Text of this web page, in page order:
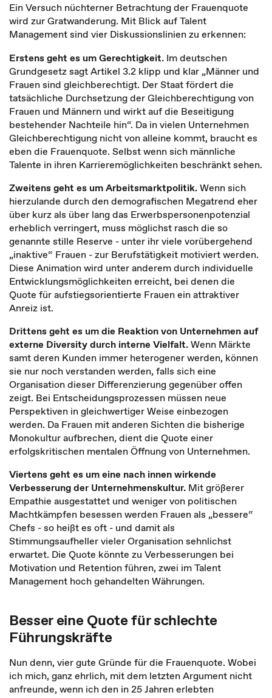
Ein Versuch nüchterner Betrachtung der Frauenquote
wird zur Gratwanderung. Mit Blick auf Talent
Management sind vier Diskussionslinien zu erkennen:
Erstens geht es um Gerechtigkeit. Im deutschen
Grundgesetz sagt Artikel 3.2 klipp und klar „Männer und
Frauen sind gleichberechtigt. Der Staat fördert die
tatsächliche Durchsetzung der Gleichberechtigung von
Frauen und Männern und wirkt auf die Beseitigung
bestehender Nachteile hin“. Da in vielen Unternehmen
Gleichberechtigung nicht von alleine kommt, braucht es
eben die Frauenquote. Selbst wenn sich männliche
Talente in ihren Karrieremöglichkeiten beschränkt sehen.
Zweitens geht es um Arbeitsmarktpolitik.Wenn sich
hierzulande durch den demografischen Megatrend eher
über kurz als über lang das Erwerbspersonenpotenzial
erheblich verringert, muss möglichst rasch die so
genannte stille Reserve - unter ihr viele vorübergehend
„inaktive“ Frauen - zur Berufstätigkeit motiviert werden.
Diese Animation wird unter anderem durch individuelle
Entwicklungsmöglichkeiten erreicht, bei denen die
Quote für aufstiegsorientierte Frauen ein attraktiver
Anreiz ist.
Drittens geht es um die Reaktion von Unternehmen auf
externe Diversity durch interne Vielfalt.Wenn Märkte
samt deren Kunden immer heterogener werden, können
sie nur noch verstanden werden, falls sich eine
Organisation dieser Differenzierung gegenüber offen
zeigt. Bei Entscheidungsprozessen müssen neue
Perspektiven in gleichwertiger Weise einbezogen
werden. Da Frauen mit anderen Sichten die bisherige
Monokultur aufbrechen, dient die Quote einer
erfolgskritischen mentalen Öffnung von Unternehmen.
Viertens geht es um eine nach innen wirkende
Verbesserung der Unternehmenskultur. Mit größerer
Empathie ausgestattet und weniger von politischen
Machtkämpfen besessen werden Frauen als „bessere“
Chefs - so heißt es oft - und damit als
Stimmungsaufheller vieler Organisation sehnlichst
erwartet. Die Quote könnte zu Verbesserungen bei
Motivation und Retention führen, zwei im Talent
Management hoch gehandelten Währungen.
Besser eine Quote für schlechte
Führungskräfte
Nun denn, vier gute Gründe für die Frauenquote. Wobei
ich mich, ganz ehrlich, mit dem letzten Argument nicht
anfreunde, wenn ich den in 25 Jahren erlebten